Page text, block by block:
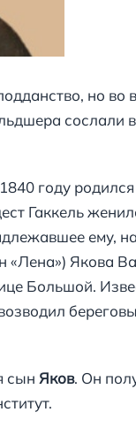
но во
сослали
году
Гаккель
ему,
«Лена») Якова
Большой.
сын Яков. Он